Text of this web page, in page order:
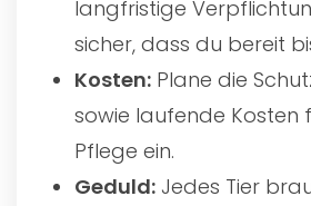
langfristige
sicher, dass du bereit
Kosten: Plane die
sowie laufende Kosten
Pflege ein.
Geduld: Jedes Tier